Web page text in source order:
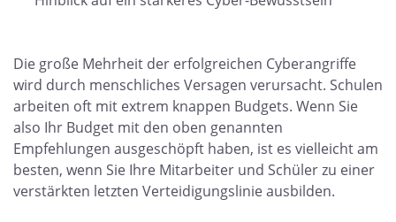
Die große Mehrheit der erfolgreichen Cyberangriffe
wird durch menschliches Versagen verursacht. Schulen
arbeiten oft mit extrem knappen Budgets. Wenn Sie
also Ihr Budget mit den oben genannten
Empfehlungen ausgeschöpft haben, ist es vielleicht am
besten, wenn Sie Ihre Mitarbeiter und Schüler zu einer
verstärkten letzten Verteidigungslinie ausbilden.